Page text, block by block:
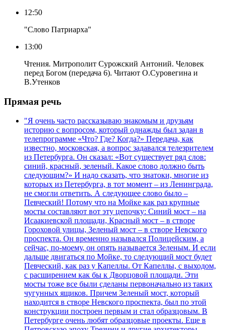
12:50
"Слово Патриарха"
13:00
Чтения. Митрополит Сурожский Антоний. Человек
перед Богом (передача 6). Читают О.Суровегина и
В.Утенков
Прямая речь
"Я очень часто рассказываю знакомым и друзьям
историю с вопросом, который однажды был задан в
телепрограмме «Что? Где? Когда?» Передача, как
известно, московская, а вопрос задавался телезрителем
из Петербурга. Он сказал: «Вот существует ряд слов:
синий, красный, зеленый. Какое слово должно быть
следующим?» И надо сказать, что знатоки, многие из
которых из Петербурга, в тот момент – из Ленинграда,
не смогли ответить. А следующее слово было –
Певческий! Потому что на Мойке как раз крупные
мосты составляют вот эту цепочку: Синий мост – на
Исаакиевской площади, Красный мост – в створе
Гороховой улицы, Зеленый мост – в створе Невского
проспекта. Он временно назывался Полицейским, а
сейчас, по-моему, он опять называется Зеленым. И если
дальше двигаться по Мойке, то следующий мост будет
Певческий, как раз у Капеллы. От Капеллы, с выходом,
с расширением как бы к Дворцовой площади. Эти
мосты тоже все были сделаны первоначально из таких
чугунных ящиков. Причем Зеленый мост, который
находится в створе Невского проспекта, был по этой
конструкции построен первым и стал образцовым. В
Петербурге очень любят образцовые проекты. Еще в